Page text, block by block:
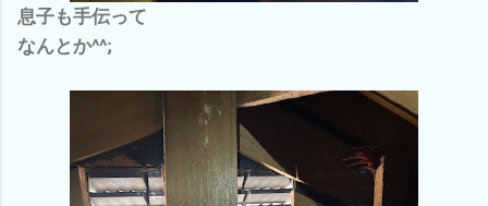
息子も手伝って
なんとか^^;